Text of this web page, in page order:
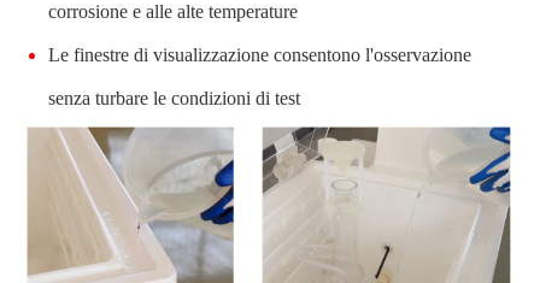
corrosione e alle alte temperature
Le finestre di visualizzazione consentono l'osservazione
senza turbare le condizioni di test